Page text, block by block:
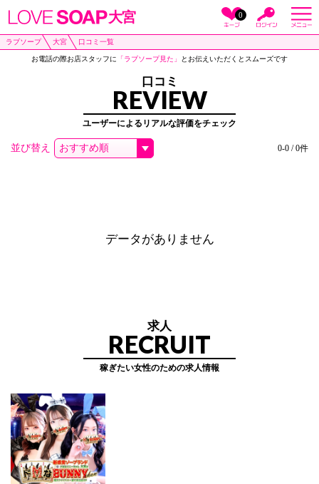
大宮 0
ラブソープ 大宮 口コミ一覧
お電話の際お店スタッフに 「ラブソープ見た」 とお伝えいただくとスムーズです
口コミ
REVIEW
ユーザーによるリアルな評価をチェック
並び替え 0-0 / 0件
データがありません
求人
RECRUIT
稼ぎたい女性のための求人情報